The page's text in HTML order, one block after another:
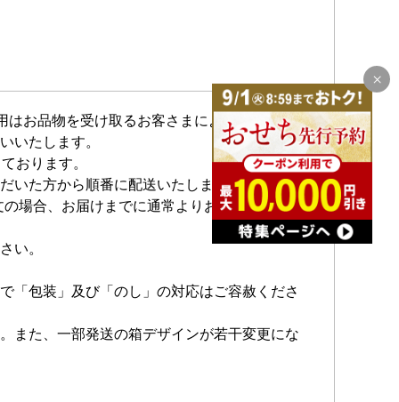
お品物を受け取るお客さまによるお支払いと
いたします。
おります。
いた方から順番に配送いたします。
場合、お届けまでに通常よりお時間を頂く場
い。
「包装」及び「のし」の対応はご容赦くださ
また、一部発送の箱デザインが若干変更にな